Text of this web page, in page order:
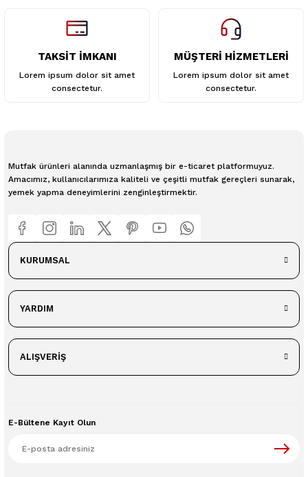
TAKSİT İMKANI
Lorem ipsum dolor sit amet
consectetur.
MÜŞTERİ HİZMETLERİ
Lorem ipsum dolor sit amet
consectetur.
Mutfak ürünleri alanında uzmanlaşmış bir e-ticaret platformuyuz.
Amacımız, kullanıcılarımıza kaliteli ve çeşitli mutfak gereçleri sunarak,
yemek yapma deneyimlerini zenginleştirmektir.
KURUMSAL
YARDIM
ALIŞVERİŞ
E-Bültene Kayıt Olun